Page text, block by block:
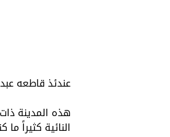
عندئذ قاطعه
هذه المدينة
النائية كثيراً